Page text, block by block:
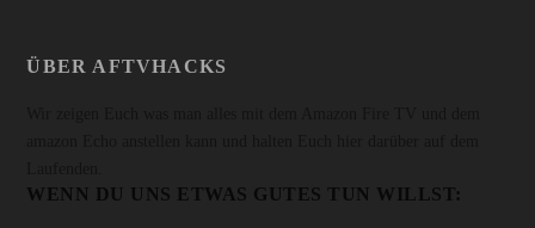
ÜBER AFTVHACKS
WENN DU UNS ETWAS GUTES TUN WILLST: